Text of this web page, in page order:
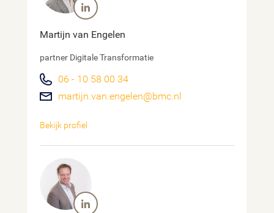
Martijn van Engelen
partner Digitale Transformatie
06 - 10 58 00 34
martijn.van.engelen@bmc.nl
Bekijk profiel